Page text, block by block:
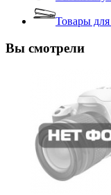
Товары
Вы смотрели